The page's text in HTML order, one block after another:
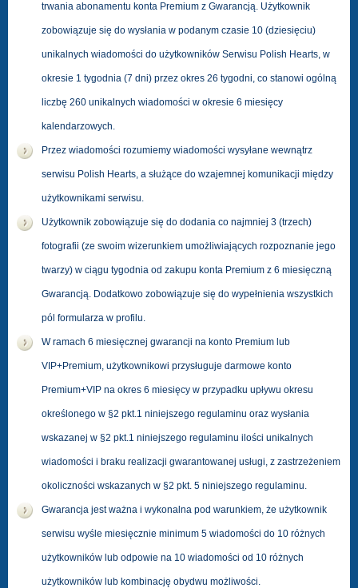
trwania abonamentu konta Premium z Gwarancją. Użytkownik
zobowiązuje się do wysłania w podanym czasie 10 (dziesięciu)
unikalnych wiadomości do użytkowników Serwisu Polish Hearts, w
okresie 1 tygodnia (7 dni) przez okres 26 tygodni, co stanowi ogólną
liczbę 260 unikalnych wiadomości w okresie 6 miesięcy
kalendarzowych.
Przez wiadomości rozumiemy wiadomości wysyłane wewnątrz
serwisu Polish Hearts, a służące do wzajemnej komunikacji między
użytkownikami serwisu.
Użytkownik zobowiązuje się do dodania co najmniej 3 (trzech)
fotografii (ze swoim wizerunkiem umożliwiających rozpoznanie jego
twarzy) w ciągu tygodnia od zakupu konta Premium z 6 miesięczną
Gwarancją. Dodatkowo zobowiązuje się do wypełnienia wszystkich
pól formularza w profilu.
W ramach 6 miesięcznej gwarancji na konto Premium lub
VIP+Premium, użytkownikowi przysługuje darmowe konto
Premium+VIP na okres 6 miesięcy w przypadku upływu okresu
określonego w §2 pkt.1 niniejszego regulaminu oraz wysłania
wskazanej w §2 pkt.1 niniejszego regulaminu ilości unikalnych
wiadomości i braku realizacji gwarantowanej usługi, z zastrzeżeniem
okoliczności wskazanych w §2 pkt. 5 niniejszego regulaminu.
Gwarancja jest ważna i wykonalna pod warunkiem, że użytkownik
serwisu wyśle miesięcznie minimum 5 wiadomości do 10 różnych
użytkowników lub odpowie na 10 wiadomości od 10 różnych
użytkowników lub kombinację obydwu możliwości.